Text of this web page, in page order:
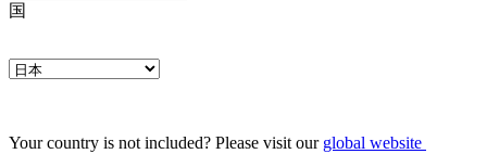
国
Your country is not included? Please visit our global website